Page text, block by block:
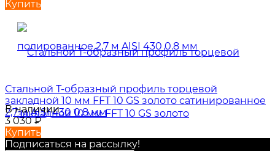
Купить
Стальной Т-образный профиль торцевой
закладной 10 мм FFT 10 GS золото сатинированное
2,7 м AISI 430 0.8 мм
В наличии
3 030₽
Купить
Подписаться на рассылкy!